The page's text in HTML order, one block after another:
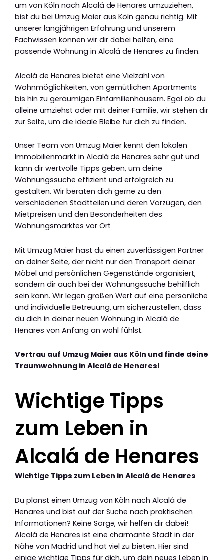
um von Köln nach Alcalá de Henares umzuziehen,
bist du bei Umzug Maier aus Köln genau richtig. Mit
unserer langjährigen Erfahrung und unserem
Fachwissen können wir dir dabei helfen, eine
passende Wohnung in Alcalá de Henares zu finden.
Alcalá de Henares bietet eine Vielzahl von
Wohnmöglichkeiten, von gemütlichen Apartments
bis hin zu geräumigen Einfamilienhäusern. Egal ob du
alleine umziehst oder mit deiner Familie, wir stehen dir
zur Seite, um die ideale Bleibe für dich zu finden.
Unser Team von Umzug Maier kennt den lokalen
Immobilienmarkt in Alcalá de Henares sehr gut und
kann dir wertvolle Tipps geben, um deine
Wohnungssuche effizient und erfolgreich zu
gestalten. Wir beraten dich gerne zu den
verschiedenen Stadtteilen und deren Vorzügen, den
Mietpreisen und den Besonderheiten des
Wohnungsmarktes vor Ort.
Mit Umzug Maier hast du einen zuverlässigen Partner
an deiner Seite, der nicht nur den Transport deiner
Möbel und persönlichen Gegenstände organisiert,
sondern dir auch bei der Wohnungssuche behilflich
sein kann. Wir legen großen Wert auf eine persönliche
und individuelle Betreuung, um sicherzustellen, dass
du dich in deiner neuen Wohnung in Alcalá de
Henares von Anfang an wohl fühlst.
Vertrau auf Umzug Maier aus Köln und finde deine
Traumwohnung in Alcalá de Henares!
Wichtige Tipps
zum Leben in
Alcalá de Henares
Wichtige Tipps zum Leben in Alcalá de Henares
Du planst einen Umzug von Köln nach Alcalá de
Henares und bist auf der Suche nach praktischen
Informationen? Keine Sorge, wir helfen dir dabei!
Alcalá de Henares ist eine charmante Stadt in der
Nähe von Madrid und hat viel zu bieten. Hier sind
einige wichtige Tipps für dich, um dein neues Leben in